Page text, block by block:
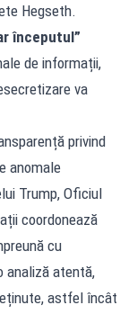
Hegseth.
începutul”
de informații,
va
privind
anomale
Trump, Oficiul
coordonează
cu
analiză atentă,
astfel încât